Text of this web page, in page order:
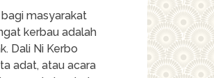
masyarakat
kerbau adalah
Dali Ni Kerbo
adat, atau acara